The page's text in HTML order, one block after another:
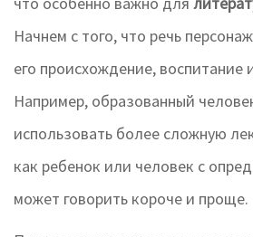
Начнем с того, что речь
его происхождение, воспитание
Например, образованный
использовать более сложную
как ребенок или человек с
может говорить короче и проще.